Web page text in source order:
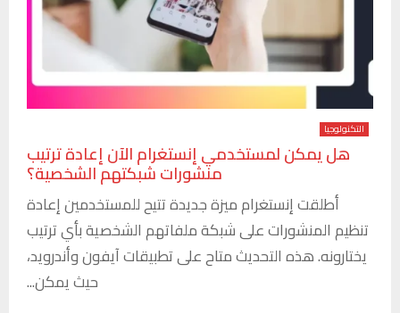
التكنولوجيا
هل يمكن لمستخدمي إنستغرام الآن إعادة ترتيب
منشورات شبكتهم الشخصية؟
أطلقت إنستغرام ميزة جديدة تتيح للمستخدمين إعادة
تنظيم المنشورات على شبكة ملفاتهم الشخصية بأي ترتيب
يختارونه. هذه التحديث متاح على تطبيقات آيفون وأندرويد،
حيث يمكن...